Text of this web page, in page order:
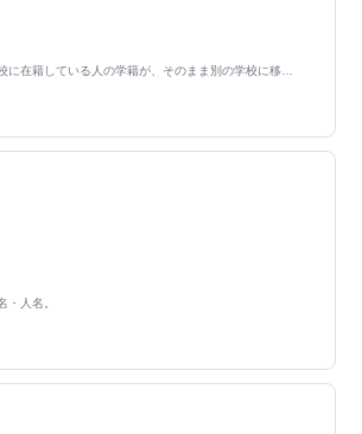
に在籍している人の学籍が、そのまま別の学校に移…
・人名。